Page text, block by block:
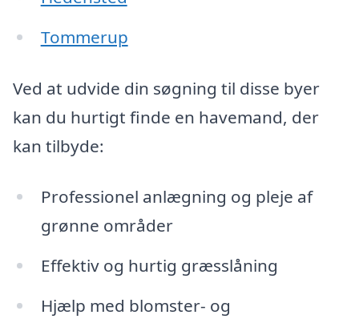
Tommerup
Ved at udvide din søgning til disse byer
kan du hurtigt finde en havemand, der
kan tilbyde:
Professionel anlægning og pleje af
grønne områder
Effektiv og hurtig græsslåning
Hjælp med blomster- og